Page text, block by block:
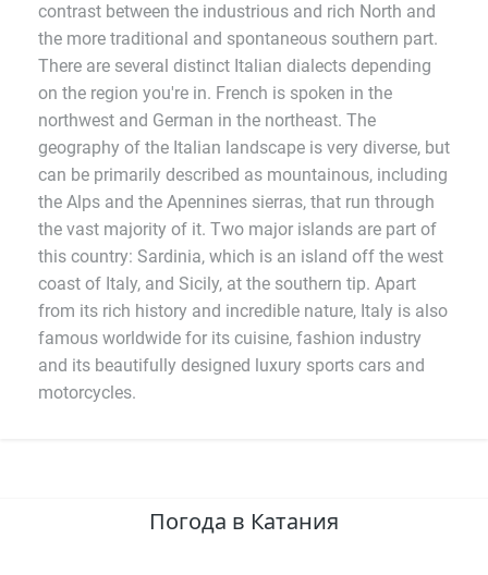
contrast between the industrious and rich North and
the more traditional and spontaneous southern part.
There are several distinct Italian dialects depending
on the region you're in. French is spoken in the
northwest and German in the northeast. The
geography of the Italian landscape is very diverse, but
can be primarily described as mountainous, including
the Alps and the Apennines sierras, that run through
the vast majority of it. Two major islands are part of
this country: Sardinia, which is an island off the west
coast of Italy, and Sicily, at the southern tip. Apart
from its rich history and incredible nature, Italy is also
famous worldwide for its cuisine, fashion industry
and its beautifully designed luxury sports cars and
motorcycles.
Погода в Катания